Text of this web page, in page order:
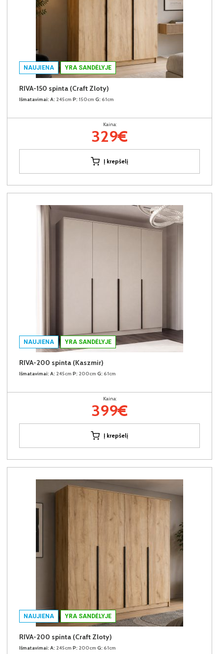
NAUJIENA YRA SANDĖLYJE
RIVA-150 spinta (Craft Zloty)
Išmatavimai: A: 245cm P: 150cm G: 61cm
Kaina:
329€
Į krepšelį
NAUJIENA YRA SANDĖLYJE
RIVA-200 spinta (Kaszmir)
Išmatavimai: A: 245cm P: 200cm G: 61cm
Kaina:
399€
Į krepšelį
NAUJIENA YRA SANDĖLYJE
RIVA-200 spinta (Craft Zloty)
Išmatavimai: A: 245cm P: 200cm G: 61cm